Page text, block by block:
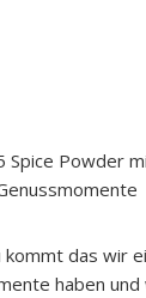
Spice Powder
das wir
haben und